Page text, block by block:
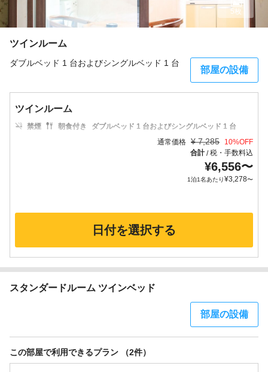
ツインルーム
ダブルベッド 1 台およびシングルベッド 1 台
部屋の設備
5枚
ツインルーム
禁煙 朝食付き
ダブルベッド 1 台およびシングルベッド 1 台
通常価格 ¥ 7,285 10%OFF
合計/税・手数料込
¥6,556〜
1泊1名あたり¥3,278〜
日付を選択する
スタンダードルーム ツインベッド
部屋の設備
この部屋で利用できるプラン （2件）